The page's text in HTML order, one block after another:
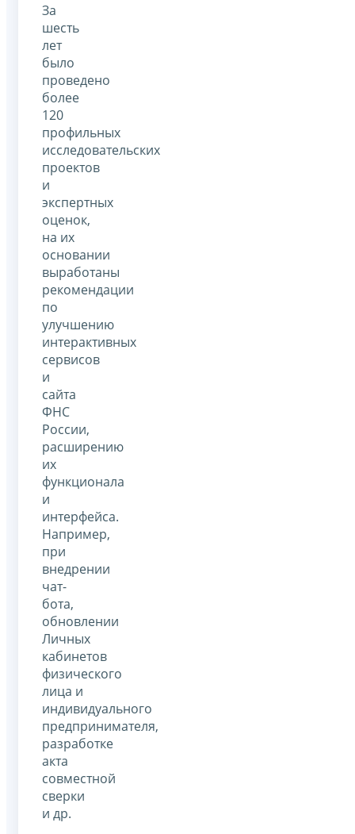
За
шесть
лет
было
проведено
более
120
профильных
исследовательских
проектов
и
экспертных
оценок,
на их
основании
выработаны
рекомендации
по
улучшению
интерактивных
сервисов
и
сайта
ФНС
России,
расширению
их
функционала
и
интерфейса.
Например,
при
внедрении
чат-
бота,
обновлении
Личных
кабинетов
физического
лица и
индивидуального
предпринимателя,
разработке
акта
совместной
сверки
и др.